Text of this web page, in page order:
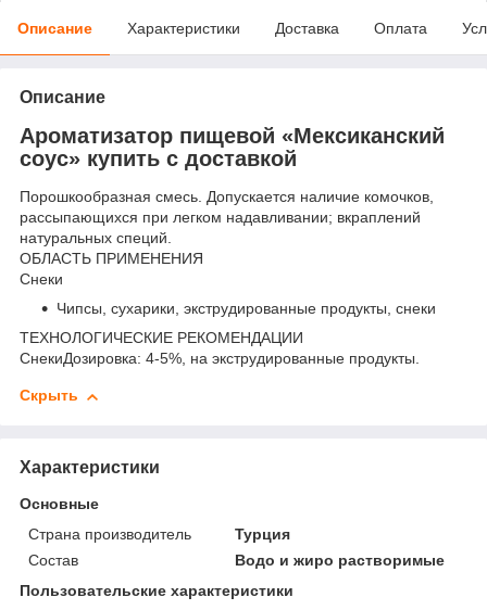
Описание Характеристики Доставка Оплата
Описание
Ароматизатор пищевой «Мексиканский
соус» купить с доставкой
Порошкообразная смесь. Допускается наличие комочков,
рассыпающихся при легком надавливании; вкраплений
натуральных специй.
ОБЛАСТЬ ПРИМЕНЕНИЯ
Снеки
Чипсы, сухарики, экструдированные продукты, снеки
ТЕХНОЛОГИЧЕСКИЕ РЕКОМЕНДАЦИИ
СнекиДозировка: 4-5%, на экструдированные продукты.
Скрыть
Характеристики
Основные
Страна производитель
Турция
Состав
Водо и жиро растворимые
Пользовательские характеристики